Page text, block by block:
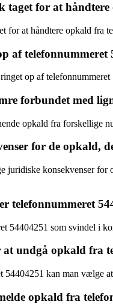
for at håndtere
for at håndtere opkald fra
af telefonnummeret
op af
forbundet med
opkald fra forskellige
for de opkald,
juridiske konsekvenser
telefonnummeret
54404251 som svindel i
undgå opkald fra
54404251 kan man vælge
opkald fra